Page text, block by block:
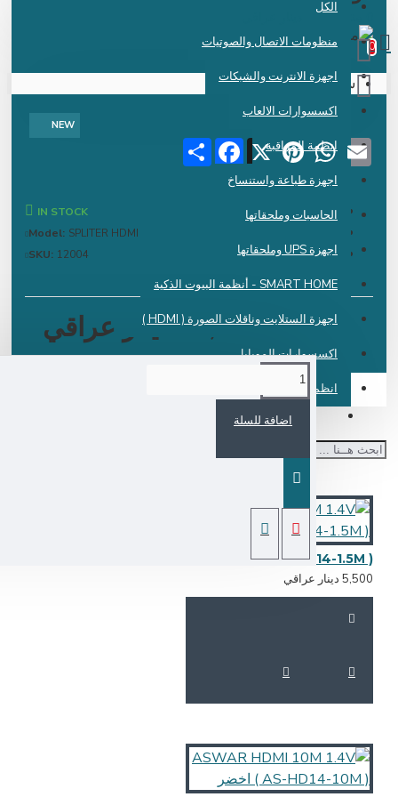
الكل
منظومات الاتصال والصوتيات
اجهزة الانترنت والشبكات
اكسسوارات الالعاب
انظمة المراقبة
اجهزة طباعة واستنساخ
الحاسبات وملحقاتها
اجهزة UPS وملحقاتها
SMART HOME - أنظمة البيوت الذكية
اجهزة الستلايت وناقلات الصورة ( HDMI )
اكسسوارات الموبايل
انظمة الكاشير ونقاط البيع
سلة الشراء فارغة !
Share
Facebook X
Pinterest
WhatsApp
14,000 دينار عراقي
IN STOCK
Model: SPLITER HDMI
SKU: 12004
اضافة للسلة
دينار عراقي